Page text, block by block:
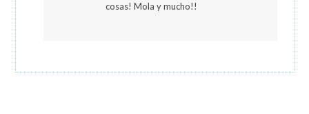
cosas! Mola y mucho!!